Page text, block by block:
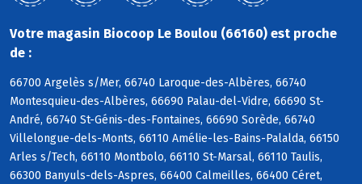
Votre magasin Biocoop Le Boulou (66160) est proche
de :
66700 Argelès s/Mer, 66740 Laroque-des-Albères, 66740
Montesquieu-des-Albères, 66690 Palau-del-Vidre, 66690 St-
André, 66740 St-Génis-des-Fontaines, 66690 Sorède, 66740
Villelongue-dels-Monts, 66110 Amélie-les-Bains-Palalda, 66150
Arles s/Tech, 66110 Montbolo, 66110 St-Marsal, 66110 Taulis,
66300 Banyuls-dels-Aspres, 66400 Calmeilles, 66400 Céret,